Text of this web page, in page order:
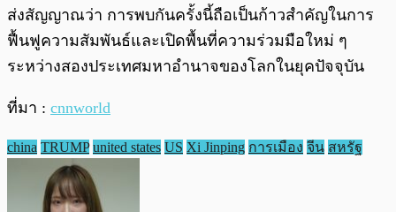
ส่งสัญญาณว่า การพบกันครั้งนี้ถือเป็นก้าวสำคัญในการ
ฟื้นฟูความสัมพันธ์และเปิดพื้นที่ความร่วมมือใหม่ ๆ
ระหว่างสองประเทศมหาอำนาจของโลกในยุคปัจจุบัน
ที่มา : cnnworld
china TRUMP united states US Xi Jinping การเมือง จีน สหรัฐ